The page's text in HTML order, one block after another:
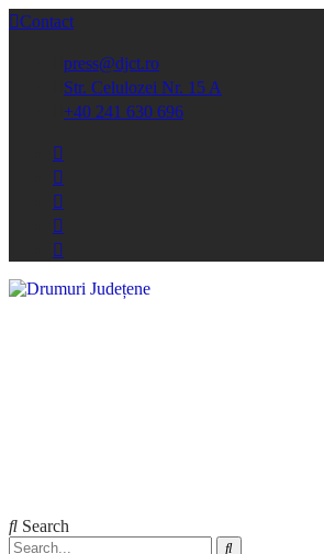
Contact
press@djct.ro
Str. Celulozei Nr. 15 A
+40 241 630 696
Search